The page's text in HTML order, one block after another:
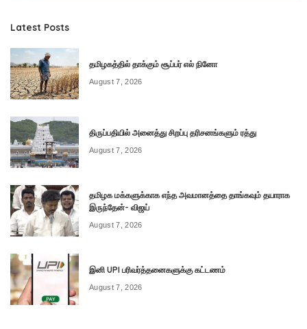
Latest Posts
தமிழகத்தில் தாக்கும் சூப்பர் எல் நினோ
August 7, 2026
திருப்பதியில் அனைத்து சிறப்பு தரிசனங்களும் ரத்து
August 7, 2026
தமிழக மக்களுக்காக எந்த அவமானத்தை தாங்கவும் தயாராக
இருந்தேன்- விஜய்
August 7, 2026
இனி UPI பரிவர்த்தனைகளுக்கு கட்டணம்
August 7, 2026